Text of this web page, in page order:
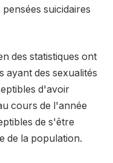
suicidaires
des statistiques ont
ayant des sexualités
d'avoir
cours de l'année
de s'être
de la population.